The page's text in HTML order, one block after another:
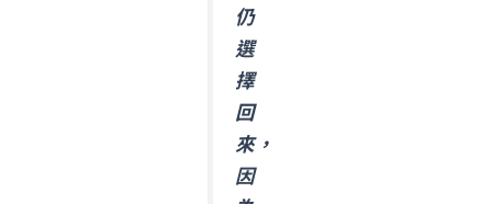
仍
選
擇
回
來，
因